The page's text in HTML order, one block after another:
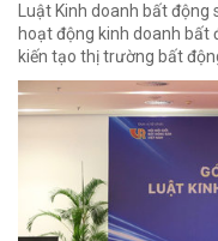
Luật Kinh doanh bất động
hoạt động kinh doanh bất
kiến tạo thị trường bất